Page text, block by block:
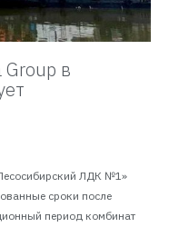
в
ЛДК №1»
сроки после
период комбинат